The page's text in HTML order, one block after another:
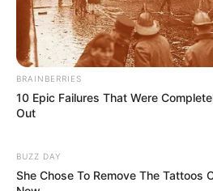
BRAINBERRIES
10 Epic Failures That Were
Out
BUZZ DAY
She Chose To Remove The Tattoos